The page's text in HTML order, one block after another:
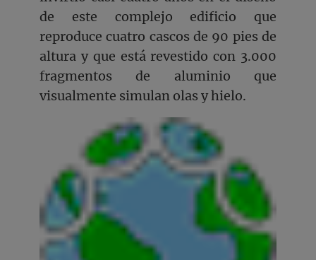
de este complejo edificio que
reproduce cuatro cascos de 90 pies de
altura y que está revestido con 3.000
fragmentos de aluminio que
visualmente simulan olas y hielo.